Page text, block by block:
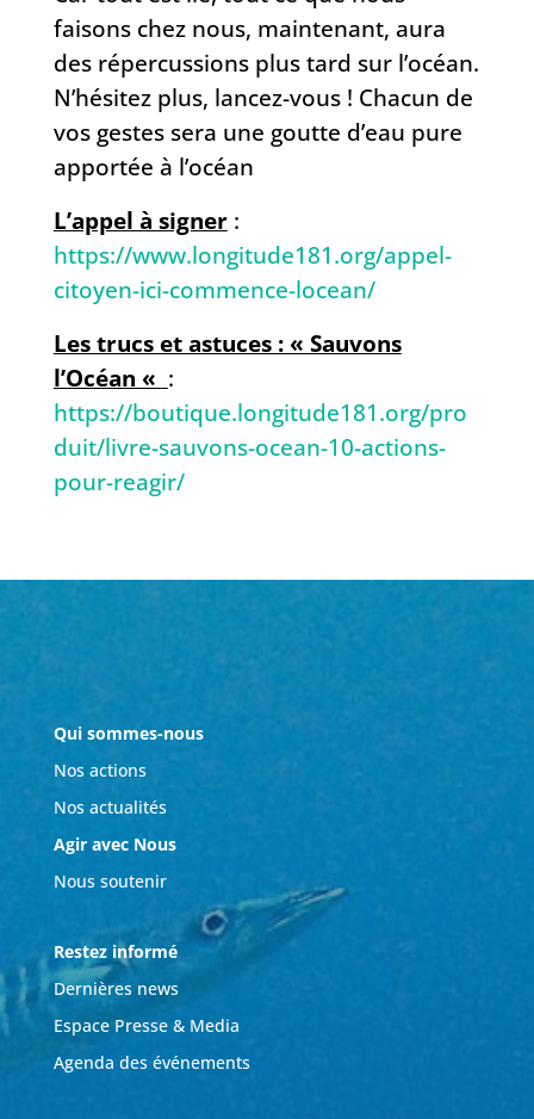
faisons chez nous, maintenant, aura
des répercussions plus tard sur l’océan.
N’hésitez plus, lancez-vous ! Chacun de
vos gestes sera une goutte d’eau pure
apportée à l’océan
L’appel à signer:
https://www.longitude181.org/appel-
citoyen-ici-commence-locean/
Les trucs et astuces : « Sauvons
l’Océan « :
https://boutique.longitude181.org/pro
duit/livre-sauvons-ocean-10-actions-
pour-reagir/
Qui sommes-nous
Nos actions
Nos actualités
Agir avec Nous
Nous soutenir
Restez informé
Dernières news
Espace Presse & Media
Agenda des événements